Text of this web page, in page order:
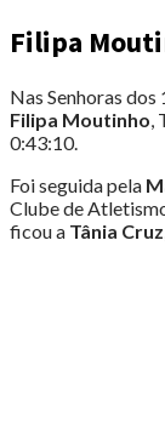
Filipa
Nas Senhoras dos
Filipa Moutinho
0:43:10.
Foi seguida pela
Clube de
ficou a Tânia Cruz